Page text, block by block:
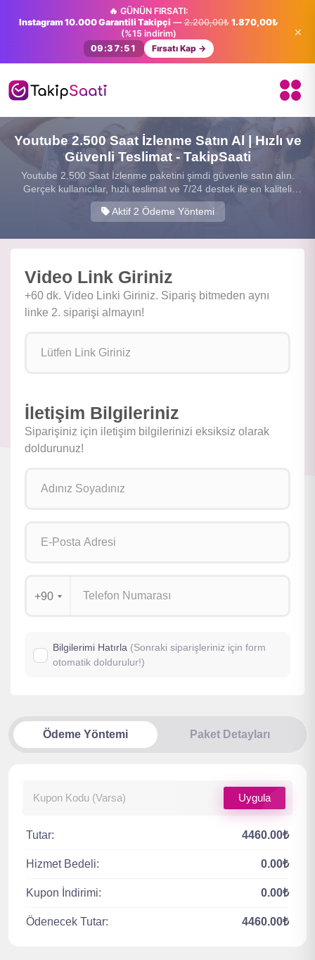
🔥 GÜNÜN FIRSATI:
Instagram 10.000 Garantili Takipçi —2.200,00₺ 1.870,00₺
(%15 indirim)
09:37:50
Fırsatı Kap →
×
Youtube 2.500 Saat İzlenme Satın Al | Hızlı ve
Güvenli Teslimat - TakipSaati
Youtube 2.500 Saat İzlenme paketini şimdi güvenle satın alın.
Gerçek kullanıcılar, hızlı teslimat ve 7/24 destek ile en kaliteli
sosyal medya hizmetini sunuyoruz.
Aktif 2 Ödeme Yöntemi
Video Link Giriniz
+60 dk. Video Linki Giriniz. Sipariş bitmeden aynı
linke 2. siparişi almayın!
İletişim Bilgileriniz
Siparişiniz için iletişim bilgilerinizi eksiksiz olarak
doldurunuz!
+90
Bilgilerimi Hatırla (Sonraki siparişleriniz için form
otomatik doldurulur!)
Ödeme Yöntemi Paket Detayları
Uygula
Tutar: 4460.00₺
Hizmet Bedeli: 0.00₺
Kupon İndirimi: 0.00₺
Ödenecek Tutar: 4460.00₺